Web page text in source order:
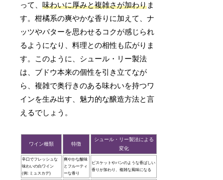
って、味わいに厚みと複雑さが加わりま
す。柑橘系の爽やかな香りに加えて、ナ
ッツやバターを思わせるコクが感じられ
るようになり、料理との相性も広がりま
す。このように、シュール・リー製法
は、ブドウ本来の個性を引き立てなが
ら、複雑で奥行きのある味わいを持つワ
インを生み出す、魅力的な醸造方法と言
えるでしょう。
ワイン種類 特徴
シュール・リー製法による
変化
辛口でフレッシュな
味わいの白ワイン
(例: ミュスカデ)
爽やかな酸味
とフルーティ
ーな香り
ビスケットやパンのような香ばしい
香りが加わり、複雑な風味になる